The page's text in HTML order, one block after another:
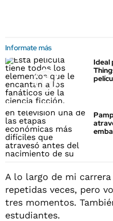
Informate más
Ideal
A lo largo de mi
repetidas veces, pero
tres momentos.
estudiantes.